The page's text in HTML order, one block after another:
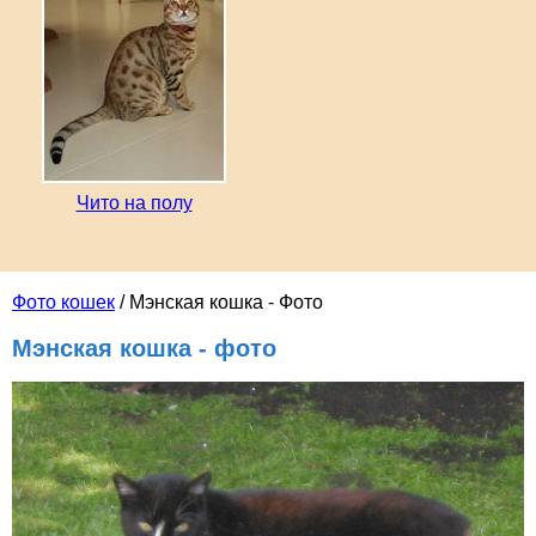
Фото кошек / Мэнская кошка - Фото
Мэнская кошка - фото
Чито на полу